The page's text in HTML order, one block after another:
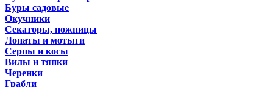
Буры садовые
Окучники
Секаторы, ножницы
Лопаты и мотыги
Серпы и косы
Вилы и тяпки
Черенки
Грабли